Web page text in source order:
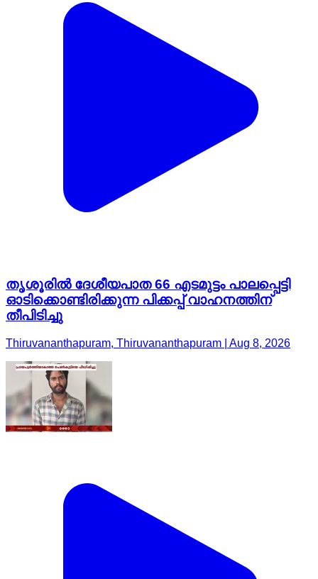
തൃശൂരിൽ ദേശീയപാത 66 എടമുട്ടം പാലപ്പെട്ടി
ഓടിക്കൊണ്ടിരിക്കുന്ന പിക്കപ്പ് വാഹനത്തിന്
തീപിടിച്ചു
Thiruvananthapuram, Thiruvananthapuram | Aug 8, 2026